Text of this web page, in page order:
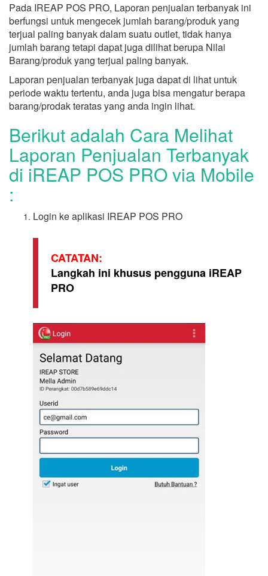
Pada IREAP POS PRO, Laporan penjualan terbanyak ini
berfungsi untuk mengecek jumlah barang/produk yang
terjual paling banyak dalam suatu outlet, tidak hanya
jumlah barang tetapi dapat juga dilihat berupa Nilai
Barang/produk yang terjual paling banyak.
Laporan penjualan terbanyak juga dapat di lihat untuk
periode waktu tertentu, anda juga bisa mengatur berapa
barang/prodak teratas yang anda ingin lihat.
Berikut adalah Cara Melihat
Laporan Penjualan Terbanyak
di iREAP POS PRO via Mobile
:
Login ke aplikasi IREAP POS PRO
CATATAN:
Langkah ini khusus pengguna iREAP
PRO